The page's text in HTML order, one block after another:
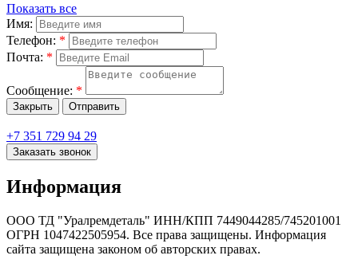
Показать все
Имя:
Телефон: *
Почта: *
Сообщение: *
Закрыть Отправить
+7 351 729 94 29
Заказать звонок
Информация
ООО ТД "Уралремдеталь" ИНН/КПП 7449044285/745201001
ОГРН 1047422505954. Все права защищены. Информация
сайта защищена законом об авторских правах.